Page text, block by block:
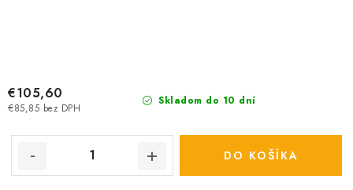
Skladom do 10 dní
€85,85 bez DPH
€105,60
DO KOŠÍKA